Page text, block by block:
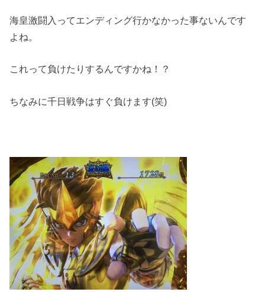
海皇激闘入ってエンディング行かなかった事ないんです
よね。
これって負けたりするんですかね！？
ちなみに千日戦争はすぐ負けます(笑)